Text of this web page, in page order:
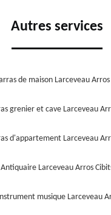
Autres services
de maison Larceveau Arros
grenier et cave Larceveau
d'appartement Larceveau
Antiquaire Larceveau Arros
musique Larceveau